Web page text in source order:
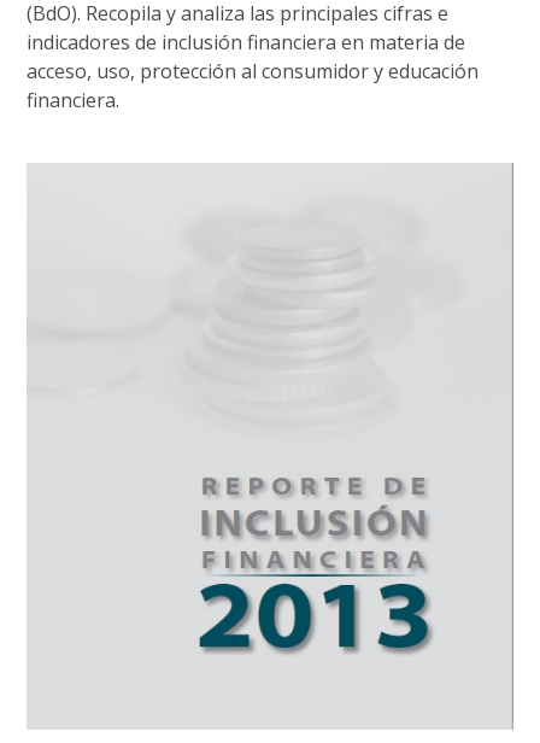
(BdO). Recopila y analiza las principales cifras e
indicadores de inclusión financiera en materia de
acceso, uso, protección al consumidor y educación
financiera.